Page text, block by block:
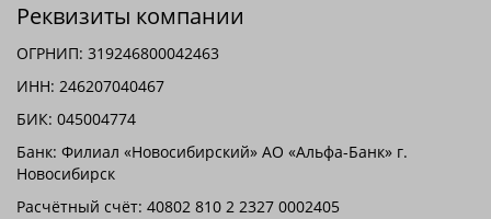
Реквизиты компании
ОГРНИП: 319246800042463
ИНН: 246207040467
БИК: 045004774
Банк: Филиал «Новосибирский» АО «Альфа-Банк» г.
Новосибирск
Расчётный счёт: 40802 810 2 2327 0002405